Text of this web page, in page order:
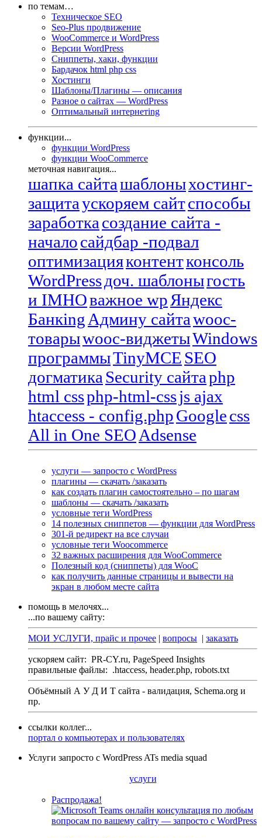
по темам…
Техническое SEO
Seo-Plus продвижение
WooCommerce и WordPress
Версии WordPress
Сниппеты, хаки, функции
Бардачок html php css
Хостинги
Шаблоны/Плагины — описания
Разное о сайтах — WordPress
Оптимальный интернетing
функции...
функции WordPress
функции WooCommerce
меточная навигация...
шапка сайташаблоныхостинг-
защитаускоряем сайтспособы
заработка создание сайта -
началосайдбар -подвал
оптимизацияконтентконсоль
WordPressдоч. шаблоныгость
и IMHOважное wp Яндекс
Банкing Админу сайтаwooc-
товарыwooc-виджетыWindows
программыTinyMCE SEO
догматика Security сайтаphp
html cssphp-html-cssjs ajax
htaccess - config.phpGooglecss
All in One SEO Adsense
услуги — запросто с WordPress
плагины — скачать /заказать
как создать плагин самостоятельно – по шагам
шаблоны — скачать /заказать
условные теги WordPress
14 полезных сниппетов — функции для WordPress
301-й редирект на все случаи
условные теги Woocommerce
32 важных расширения для WooCommerce
Полезный код (сниппеты) для WooC
как получить данные страницы и вывести на
экран в любом месте сайта
помощь в мелочях...
...по вашему сайту:
МОИ УСЛУГИ, прайс и прочее | вопросы | заказать
ускоряем сайт: PR-CY.ru, PageSpeed Insights
правильные файлы: .htaccess, header.php, robots.txt
Объёмный А У Д И Т сайта - валидация, Schema.org и
пр.
ссылки коллег...
портал о компьютерах и пользователях
Услуги запросто с WordPress ATs media squad
услуги
Распродажа!